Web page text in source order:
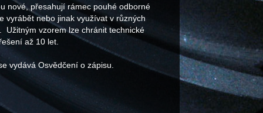
nové, přesahují rámec pouhé odborné
vyrábět nebo jinak využívat v různých
Užitným vzorem lze chránit technické
až 10 let.
vydáváOsvědčení o zápisu